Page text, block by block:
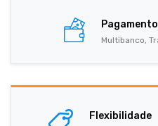
Multibanco,
Flexibilidade